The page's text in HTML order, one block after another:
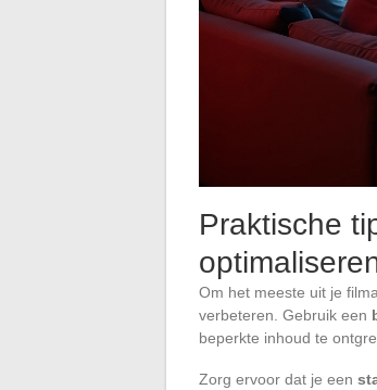
Praktische
Om het meeste uit je
verbeteren. Gebruik een
beperkte inhoud te
Zorg ervoor dat je een